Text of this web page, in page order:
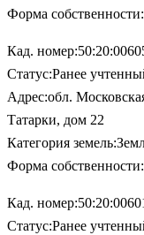
Форма
Кад.
Статус:Ранее
Адрес:обл.
Татарки, дом 22
Категория
Форма
Кад.
Статус:Ранее